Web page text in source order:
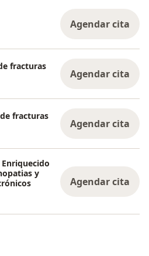
Agendar cita
fracturas
Agendar cita
fracturas
Agendar cita
y
Agendar cita